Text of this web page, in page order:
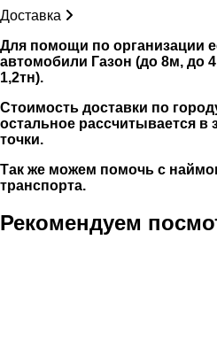
Доставка
Для помощи по организации
автомобили Газон (до 8м, до
1,2тн).
Стоимость доставки по
остальное рассчитывается в
точки.
Так же можем помочь с
транспорта.
Рекомендуем